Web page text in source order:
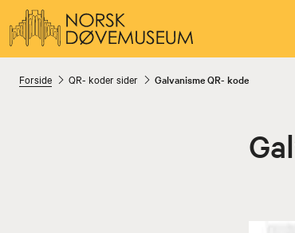
Forside QR- koder sider Galvanisme QR- kode